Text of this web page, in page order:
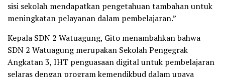
sisi sekolah mendapatkan pengetahuan tambahan untuk
meningkatan pelayanan dalam pembelajaran.”
Kepala SDN 2 Watuagung, Gito menambahkan bahwa
SDN 2 Watuagung merupakan Sekolah Pengegrak
Angkatan 3, IHT penguasaan digital untuk pembelajaran
selaras dengan program kemendikbud dalam upaya